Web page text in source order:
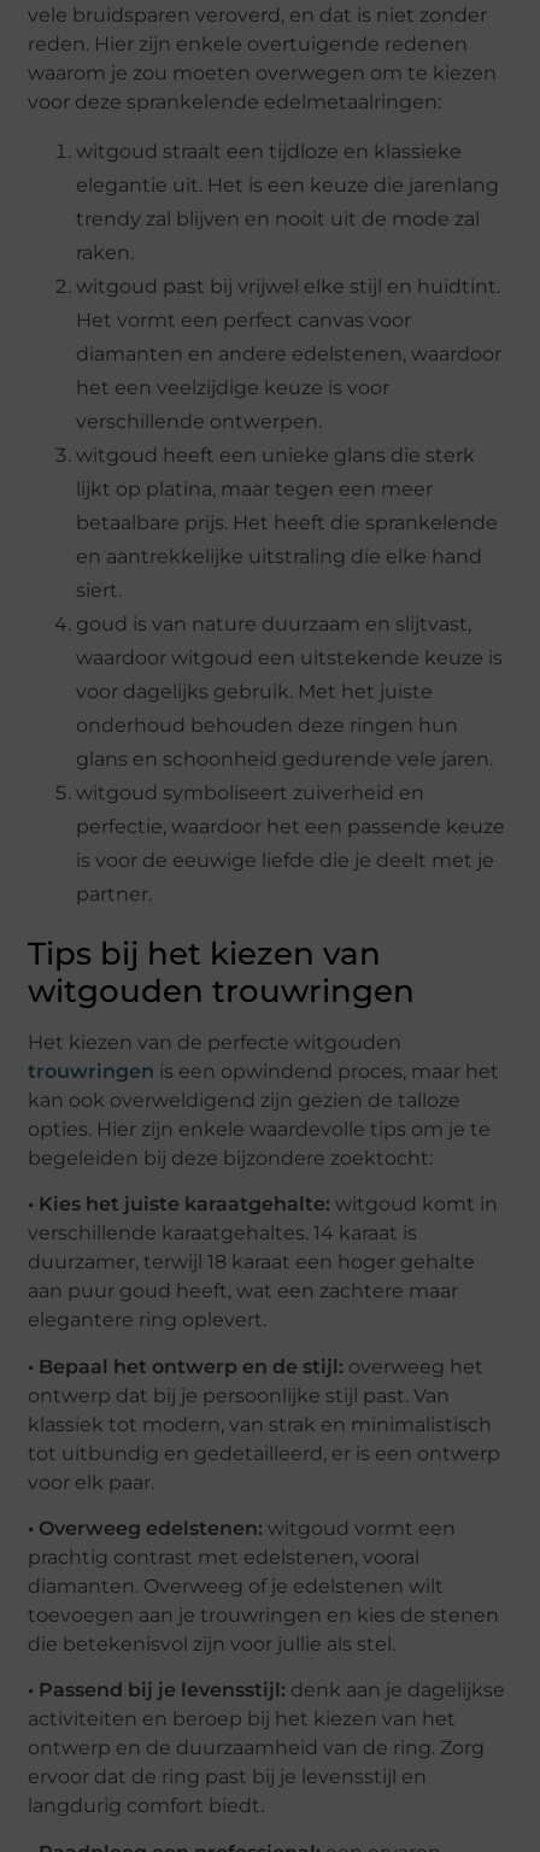
vele bruidsparen veroverd, en dat is niet zonder
reden. Hier zijn enkele overtuigende redenen
waarom je zou moeten overwegen om te kiezen
voor deze sprankelende edelmetaalringen:
witgoud straalt een tijdloze en klassieke
elegantie uit. Het is een keuze die jarenlang
trendy zal blijven en nooit uit de mode zal
raken.
witgoud past bij vrijwel elke stijl en huidtint.
Het vormt een perfect canvas voor
diamanten en andere edelstenen, waardoor
het een veelzijdige keuze is voor
verschillende ontwerpen.
witgoud heeft een unieke glans die sterk
lijkt op platina, maar tegen een meer
betaalbare prijs. Het heeft die sprankelende
en aantrekkelijke uitstraling die elke hand
siert.
goud is van nature duurzaam en slijtvast,
waardoor witgoud een uitstekende keuze is
voor dagelijks gebruik. Met het juiste
onderhoud behouden deze ringen hun
glans en schoonheid gedurende vele jaren.
witgoud symboliseert zuiverheid en
perfectie, waardoor het een passende keuze
is voor de eeuwige liefde die je deelt met je
partner.
Tips bij het kiezen van
witgouden trouwringen
Het kiezen van de perfecte witgouden
trouwringen is een opwindend proces, maar het
kan ook overweldigend zijn gezien de talloze
opties. Hier zijn enkele waardevolle tips om je te
begeleiden bij deze bijzondere zoektocht:
• Kies het juiste karaatgehalte: witgoud komt in
verschillende karaatgehaltes. 14 karaat is
duurzamer, terwijl 18 karaat een hoger gehalte
aan puur goud heeft, wat een zachtere maar
elegantere ring oplevert.
• Bepaal het ontwerp en de stijl: overweeg het
ontwerp dat bij je persoonlijke stijl past. Van
klassiek tot modern, van strak en minimalistisch
tot uitbundig en gedetailleerd, er is een ontwerp
voor elk paar.
• Overweeg edelstenen: witgoud vormt een
prachtig contrast met edelstenen, vooral
diamanten. Overweeg of je edelstenen wilt
toevoegen aan je trouwringen en kies de stenen
die betekenisvol zijn voor jullie als stel.
• Passend bij je levensstijl: denk aan je dagelijkse
activiteiten en beroep bij het kiezen van het
ontwerp en de duurzaamheid van de ring. Zorg
ervoor dat de ring past bij je levensstijl en
langdurig comfort biedt.